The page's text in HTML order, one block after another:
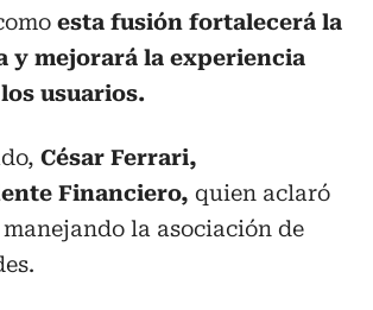
esta fusión fortalecerá la
y mejorará la experiencia
usuarios.
César Ferrari,
Financiero, quien aclaró
manejando la asociación de